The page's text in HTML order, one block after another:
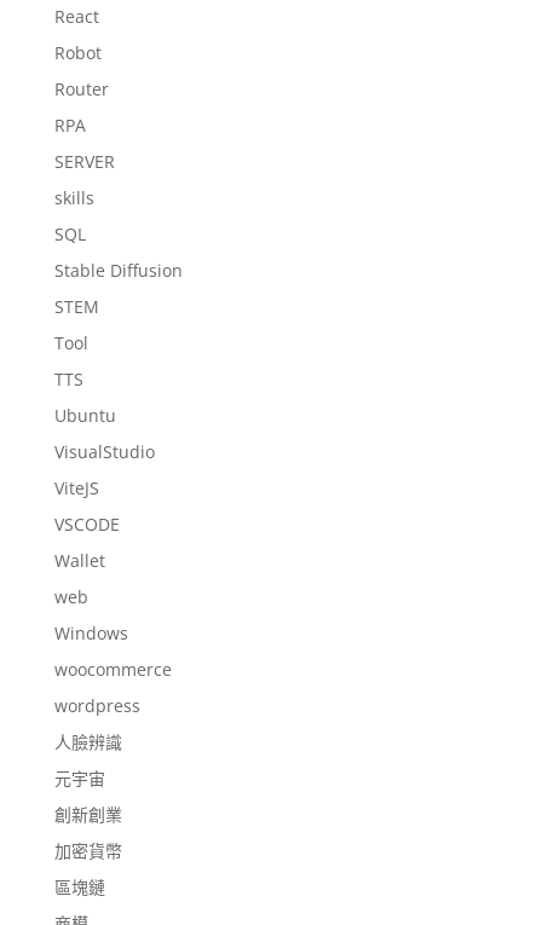
React
Robot
Router
RPA
SERVER
skills
SQL
Stable Diffusion
STEM
Tool
TTS
Ubuntu
VisualStudio
ViteJS
VSCODE
Wallet
web
Windows
woocommerce
wordpress
人臉辨識
元宇宙
創新創業
加密貨幣
區塊鏈